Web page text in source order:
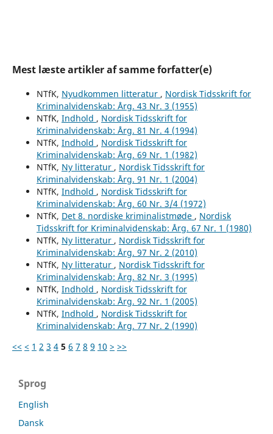
Mest læste artikler af samme forfatter(e)
NTfK, Nyudkommen litteratur , Nordisk Tidsskrift for
Kriminalvidenskab: Årg. 43 Nr. 3 (1955)
NTfK, Indhold , Nordisk Tidsskrift for
Kriminalvidenskab: Årg. 81 Nr. 4 (1994)
NTfK, Indhold , Nordisk Tidsskrift for
Kriminalvidenskab: Årg. 69 Nr. 1 (1982)
NTfK, Ny litteratur , Nordisk Tidsskrift for
Kriminalvidenskab: Årg. 91 Nr. 1 (2004)
NTfK, Indhold , Nordisk Tidsskrift for
Kriminalvidenskab: Årg. 60 Nr. 3/4 (1972)
NTfK, Det 8. nordiske kriminalistmøde , Nordisk
Tidsskrift for Kriminalvidenskab: Årg. 67 Nr. 1 (1980)
NTfK, Ny litteratur , Nordisk Tidsskrift for
Kriminalvidenskab: Årg. 97 Nr. 2 (2010)
NTfK, Ny litteratur , Nordisk Tidsskrift for
Kriminalvidenskab: Årg. 82 Nr. 3 (1995)
NTfK, Indhold , Nordisk Tidsskrift for
Kriminalvidenskab: Årg. 92 Nr. 1 (2005)
NTfK, Indhold , Nordisk Tidsskrift for
Kriminalvidenskab: Årg. 77 Nr. 2 (1990)
<< < 1 2 3 4 5 6 7 8 9 10 > >>
Sprog
English
Dansk